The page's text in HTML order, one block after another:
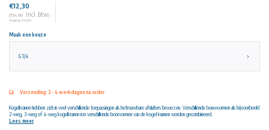
€12,30
(€14,88 Incl. btw)
Stukprijs: €12,30 /
Maak een keuze
G 1/4
Verzending: 2 - 4 werkdagen na order
Kogelkranen hebben zich in veel verschillende toepassingen als betrouwbare afsluiters bewezen. Verschillende bouwvormen als bijvoorbeeld
2-weg, 3-weg of 4-weg kogelkranen icm verschillende boorvormen van de kogel kunnen worden gecombineerd.
Lees meer